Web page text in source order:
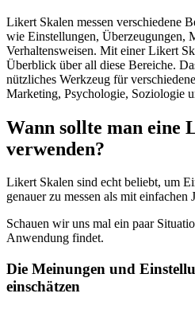
Likert Skalen messen verschiedene
wie Einstellungen, Überzeugungen,
Verhaltensweisen. Mit einer Likert
Überblick über all diese Bereiche.
nützliches Werkzeug für
Marketing, Psychologie, Soziologie
Wann sollte man eine
verwenden?
Likert Skalen sind echt beliebt, um
genauer zu messen als mit einfachen
Schauen wir uns mal ein paar
Anwendung findet.
Die Meinungen und
einschätzen